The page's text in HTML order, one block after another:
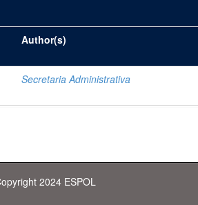
Author(s)
Secretaria Administrativa
2024 ESPOL